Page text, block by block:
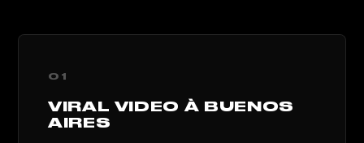
01
VIRAL VIDEO À BUENOS
AIRES